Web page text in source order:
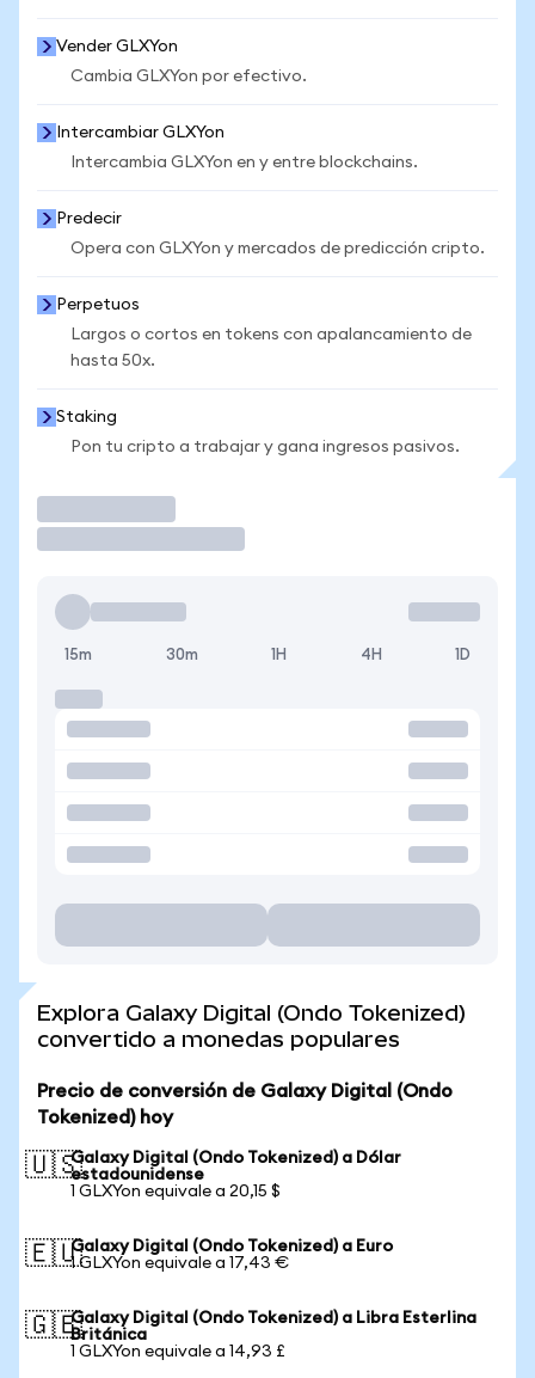
Vender GLXYon
Cambia GLXYon por efectivo.
Intercambiar GLXYon
Intercambia GLXYon en y entre blockchains.
Predecir
Opera con GLXYon y mercados de predicción cripto.
Perpetuos
Largos o cortos en tokens con apalancamiento de
hasta 50x.
Staking
Pon tu cripto a trabajar y gana ingresos pasivos.
15m 30m 1H 4H 1D
Explora Galaxy Digital (Ondo Tokenized)
convertido a monedas populares
Precio de conversión de Galaxy Digital (Ondo
Tokenized) hoy
🇺🇸Galaxy Digital (Ondo Tokenized) a Dólar
estadounidense
1 GLXYon equivale a 20,15 $
🇪🇺Galaxy Digital (Ondo Tokenized) a Euro
1 GLXYon equivale a 17,43 €
🇬🇧Galaxy Digital (Ondo Tokenized) a Libra Esterlina
Británica
1 GLXYon equivale a 14,93 £